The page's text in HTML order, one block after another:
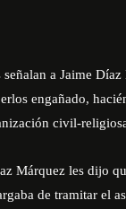
a Jaime
engañado,
civil-
Márquez les dijo
de tramitar el